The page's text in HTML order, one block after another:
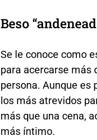
Beso
Se le conoce como
para acercarse más
persona. Aunque es
los más atrevidos
más que una cena,
más íntimo.